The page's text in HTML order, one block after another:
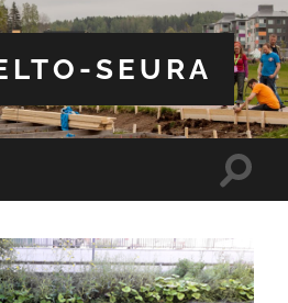
SEURA
Toggle